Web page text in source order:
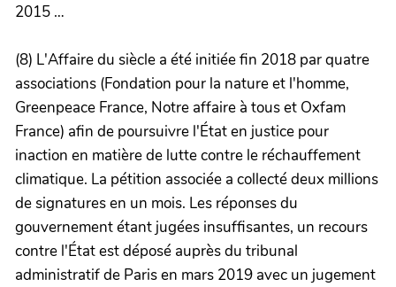
2015 …
(8) L'Affaire du siècle a été initiée fin 2018 par quatre
associations (Fondation pour la nature et l'homme,
Greenpeace France, Notre affaire à tous et Oxfam
France) afin de poursuivre l'État en justice pour
inaction en matière de lutte contre le réchauffement
climatique. La pétition associée a collecté deux millions
de signatures en un mois. Les réponses du
gouvernement étant jugées insuffisantes, un recours
contre l'État est déposé auprès du tribunal
administratif de Paris en mars 2019 avec un jugement